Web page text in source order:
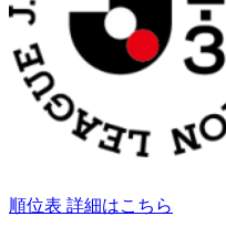
順位表 詳細はこちら